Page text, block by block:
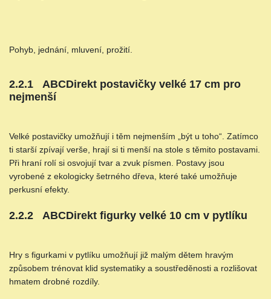
Pohyb, jednání, mluvení, prožití.
2.2.1 ABCDirekt postavičky velké 17 cm pro
nejmenší
Velké postavičky umožňují i těm nejmenším „být u toho“. Zatímco
ti starší zpívají verše, hrají si ti menší na stole s těmito postavami.
Při hraní rolí si osvojují tvar a zvuk písmen. Postavy jsou
vyrobené z ekologicky šetrného dřeva, které také umožňuje
perkusní efekty.
2.2.2 ABCDirekt figurky velké 10 cm v pytlíku
Hry s figurkami v pytlíku umožňují již malým dětem hravým
způsobem trénovat klid systematiky a soustředěnosti a rozlišovat
hmatem drobné rozdíly.